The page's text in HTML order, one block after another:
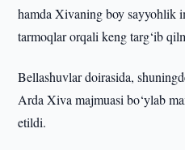
hamda Xivaning boy sayyohlik
tarmoqlar orqali keng targ‘ib
Bellashuvlar doirasida,
Arda Xiva majmuasi bo‘ylab
etildi.